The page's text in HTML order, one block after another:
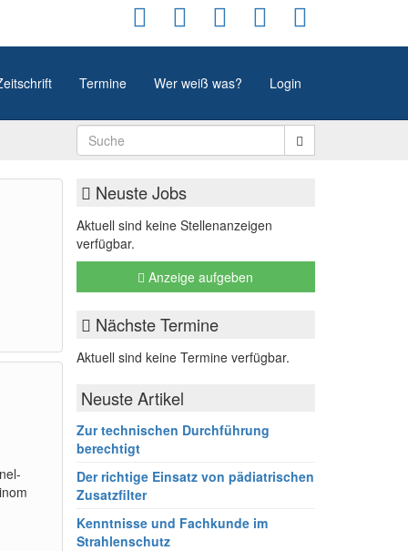
Termine Wer weiß was? Login
Neuste Jobs
Aktuell sind keine Stellenanzeigen
verfügbar.
Anzeige aufgeben
Nächste Termine
Aktuell sind keine Termine verfügbar.
Neuste Artikel
Zur technischen Durchführung
berechtigt
Der richtige Einsatz von pädiatrischen
Zusatzfilter
Kenntnisse und Fachkunde im
Strahlenschutz